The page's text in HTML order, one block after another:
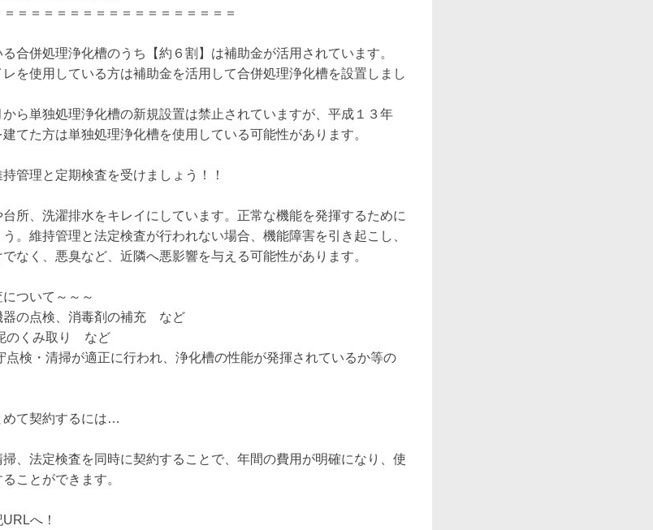
＝＝＝＝＝＝＝＝＝＝＝＝＝＝＝＝＝
合併処理浄化槽のうち【約６割】は補助金が活用されています。
を使用している方は補助金を活用して合併処理浄化槽を設置しまし
ら単独処理浄化槽の新規設置は禁止されていますが、平成１３年
てた方は単独処理浄化槽を使用している可能性があります。
管理と定期検査を受けましょう！！
所、洗濯排水をキレイにしています。正常な機能を発揮するために
。維持管理と法定検査が行われない場合、機能障害を引き起こし、
なく、悪臭など、近隣へ悪影響を与える可能性があります。
ついて～～～
器の点検、消毒剤の補充　など
のくみ取り　など
点検・清掃が適正に行われ、浄化槽の性能が発揮されているか等の
めて契約するには…
、法定検査を同時に契約することで、年間の費用が明確になり、使
ことができます。